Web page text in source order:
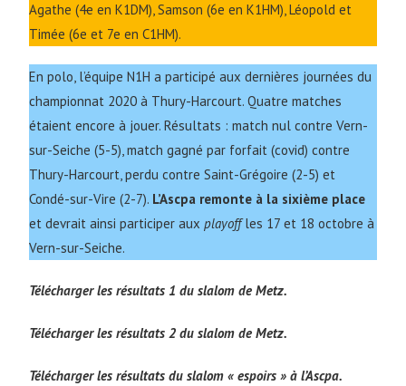
Agathe (4e en K1DM), Samson (6e en K1HM), Léopold et
Timée (6e et 7e en C1HM).
En polo, l’équipe N1H a participé aux dernières journées du
championnat 2020 à Thury-Harcourt. Quatre matches
étaient encore à jouer. Résultats : match nul contre Vern-
sur-Seiche (5-5), match gagné par forfait (covid) contre
Thury-Harcourt, perdu contre Saint-Grégoire (2-5) et
Condé-sur-Vire (2-7). L’Ascpa remonte à la sixième place
et devrait ainsi participer auxplayoffles 17 et 18 octobre à
Vern-sur-Seiche.
Télécharger les résultats 1 du slalom de Metz.
Télécharger les résultats 2 du slalom de Metz.
Télécharger les résultats du slalom « espoirs » à l’Ascpa.